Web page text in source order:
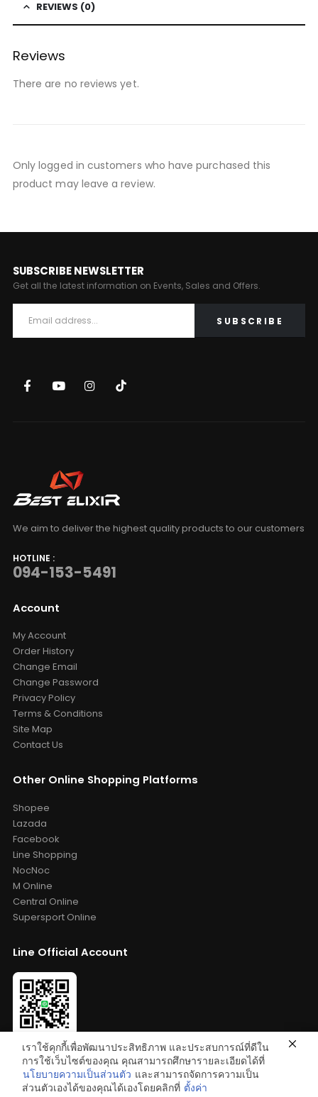
REVIEWS (0)
Reviews
There are no reviews yet.
Only logged in customers who have purchased this
product may leave a review.
SUBSCRIBE NEWSLETTER
Get all the latest information on Events, Sales and Offers.
We aim to deliver the highest quality products to our customers
HOTLINE :
094-153-5491
Account
My Account
Order History
Change Email
Change Password
Privacy Policy
Terms & Conditions
Site Map
Contact Us
Other Online Shopping Platforms
Shopee
Lazada
Facebook
Line Shopping
NocNoc
M Online
Central Online
Supersport Online
Line Official Account
Add Friends: @bestelixir
เราใช้คุกกี้เพื่อพัฒนาประสิทธิภาพ และประสบการณ์ที่ดีใน
การใช้เว็บไซต์ของคุณ คุณสามารถศึกษารายละเอียดได้ที่
นโยบายความเป็นส่วนตัว และสามารถจัดการความเป็น
ส่วนตัวเองได้ของคุณได้เองโดยคลิกที่ ตั้งค่า